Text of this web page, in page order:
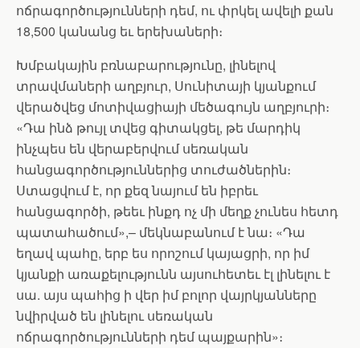
ոճրագործությունների դեմ, ու փրկել ավելի քան
18,500 կանանց եւ երեխաների։
Խմբակային բռնաբարությունը, լինելով
տրավմաների աղբյուր, Սունիտայի կյանքում
վերածվեց մոտիվացիայի մեծագույն աղբյուրի։
«Դա ինձ թույլ տվեց գիտակցել, թե մարդիկ
ինչպես են վերաբերվում սեռական
հանցագործություններից տուժածներին։
Ստացվում է, որ քեզ նայում են իբրեւ
հանցագործի, թեեւ ինքդ ոչ մի մեղք չունես հետդ
պատահածում»,– մեկնաբանում է նա։ «Դա
եղավ պահը, երբ ես որոշում կայացրի, որ իմ
կյանքի առաքելությունն այսուհետեւ էլ լինելու է
սա. այս պահից ի վեր իմ բոլոր վայրկյանները
նվիրված են լինելու սեռական
ոճրագործությունների դեմ պայքարին»։